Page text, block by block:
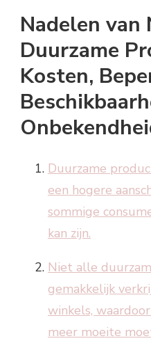
Nadelen van
Duurzame
Kosten,
Duurzame
een hogere
sommige
kan zijn.
Niet alle
gemakkelijk
winkels,
meer moeite